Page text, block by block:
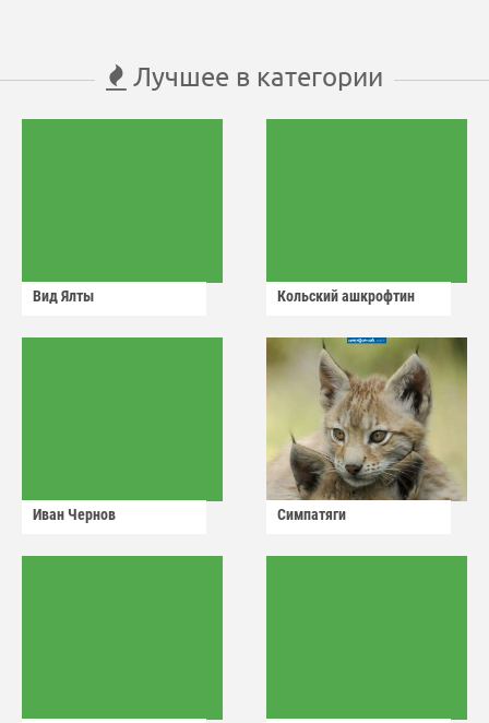
Лучшее в категории
Вид Ялты Кольский ашкрофтин
Иван Чернов Симпатяги